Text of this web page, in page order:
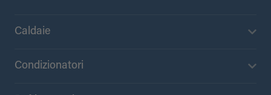
Caldaie
Condizionatori